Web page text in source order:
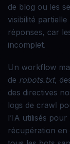
de blog ou les
visibilité
réponses, car
incomplet.
Un workflow
de robots.txt,
des directives
logs de crawl
l’IA utilisés
récupération en